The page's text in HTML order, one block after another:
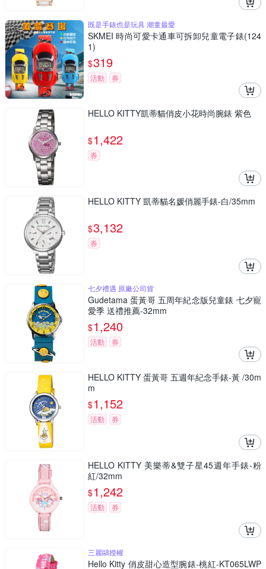
既是手錶也是玩具 潮童最愛
SKMEI 時尚可愛卡通車可拆卸兒童電子錶(124
1)
$319
活動 券
HELLO KITTY凱蒂貓俏皮小花時尚腕錶 紫色
$1,422
券
HELLO KITTY 凱蒂貓名媛俏麗手錶-白/35mm
$3,132
券
七夕禮遇 原廠公司貨
Gudetama 蛋黃哥 五周年紀念版兒童錶 七夕寵
愛季 送禮推薦-32mm
$1,240
活動 券
HELLO KITTY 蛋黃哥 五週年紀念手錶-黃 /30m
m
$1,152
活動 券
HELLO KITTY 美樂蒂&雙子星45週年手錶-粉
紅/32mm
$1,242
活動 券
三麗鷗授權
Hello Kitty 俏皮甜心造型腕錶-桃紅-KT065LWP